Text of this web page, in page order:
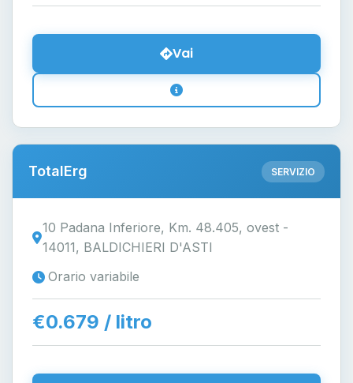
Vai
TotalErg SERVIZIO
10 Padana Inferiore, Km. 48.405, ovest -
14011, BALDICHIERI D'ASTI
Orario variabile
€0.679 / litro